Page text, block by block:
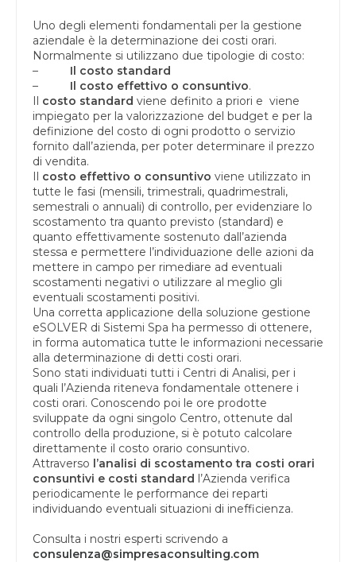
Uno degli elementi fondamentali per la gestione
aziendale è la determinazione dei costi orari.
Normalmente si utilizzano due tipologie di costo:
– Il costo standard
– Il costo effettivo o consuntivo.
Il costo standard viene definito a priori e viene
impiegato per la valorizzazione del budget e per la
definizione del costo di ogni prodotto o servizio
fornito dall’azienda, per poter determinare il prezzo
di vendita.
Il costo effettivo o consuntivo viene utilizzato in
tutte le fasi (mensili, trimestrali, quadrimestrali,
semestrali o annuali) di controllo, per evidenziare lo
scostamento tra quanto previsto (standard) e
quanto effettivamente sostenuto dall’azienda
stessa e permettere l’individuazione delle azioni da
mettere in campo per rimediare ad eventuali
scostamenti negativi o utilizzare al meglio gli
eventuali scostamenti positivi.
Una corretta applicazione della soluzione gestione
eSOLVER di Sistemi Spa ha permesso di ottenere,
in forma automatica tutte le informazioni necessarie
alla determinazione di detti costi orari.
Sono stati individuati tutti i Centri di Analisi, per i
quali l’Azienda riteneva fondamentale ottenere i
costi orari. Conoscendo poi le ore prodotte
sviluppate da ogni singolo Centro, ottenute dal
controllo della produzione, si è potuto calcolare
direttamente il costo orario consuntivo.
Attraverso l’analisi di scostamento tra costi orari
consuntivi e costi standard l’Azienda verifica
periodicamente le performance dei reparti
individuando eventuali situazioni di inefficienza.
Consulta i nostri esperti scrivendo a
consulenza@simpresaconsulting.com